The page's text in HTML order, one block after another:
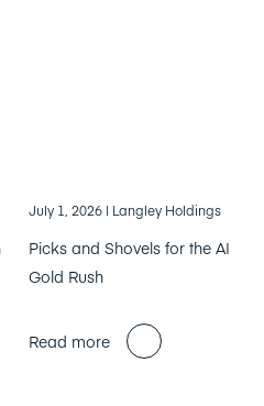
July 1, 2026 | Langley Holdings
Picks and Shovels for the AI
Gold Rush
Read more